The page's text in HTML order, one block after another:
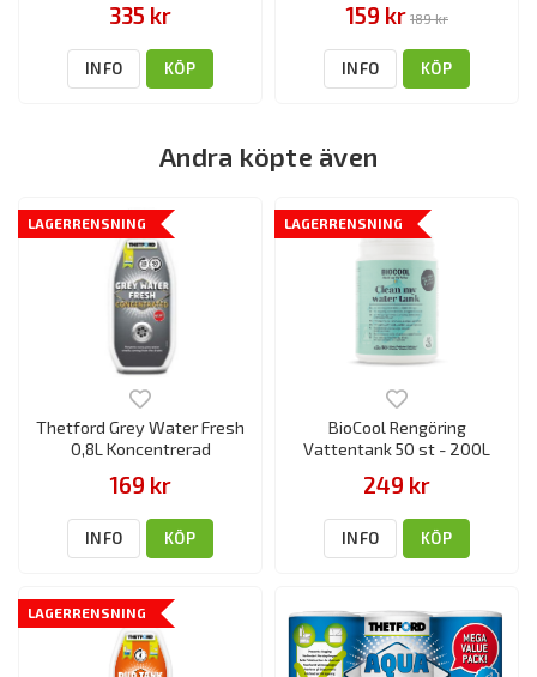
335 kr
INFO KÖP
159 kr 189 kr
INFO KÖP
Andra köpte även
LAGERRENSNING
Thetford Grey Water Fresh
0,8L Koncentrerad
169 kr
INFO KÖP
LAGERRENSNING
BioCool Rengöring
Vattentank 50 st - 200L
249 kr
INFO KÖP
LAGERRENSNING